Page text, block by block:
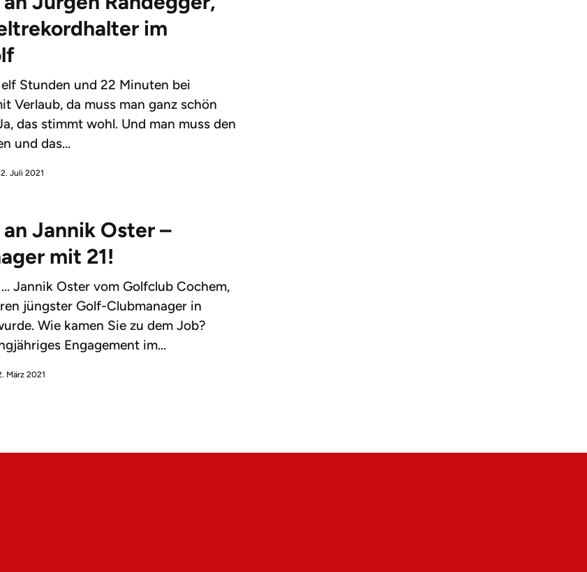
im
Stunden und 22 Minuten bei
Verlaub, da muss man ganz schön
das stimmt wohl. Und man muss den
und das...
Juli 2021
Jannik Oster –
mit 21!
... Jannik Oster vom Golfclub Cochem,
jüngster Golf-Clubmanager in
Wie kamen Sie zu dem Job?
Engagement im...
März 2021